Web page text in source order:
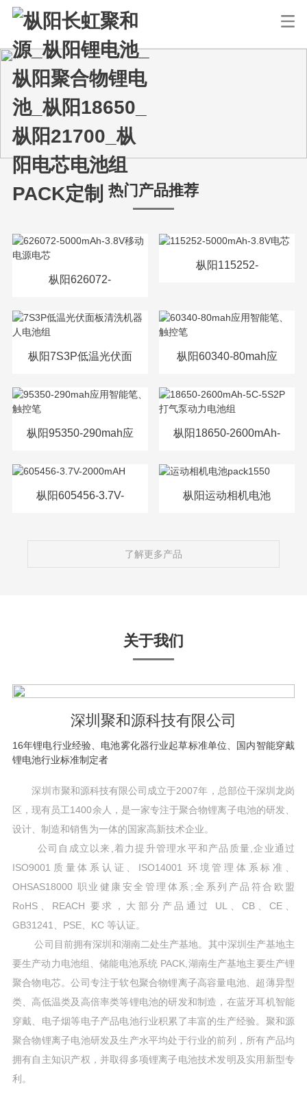
热门产品推荐
枞阳626072-
枞阳115252-
枞阳7S3P低温光伏面 枞阳60340-80mah应
枞阳95350-290mah应 枞阳18650-2600mAh-
电池组
枞阳605456-3.7V- 枞阳运动相机电池
了解更多产品
关于我们
深圳聚和源科技有限公司
16年锂电行业经验、电池雾化器行业起草标准单位、国内智能穿戴
锂电池行业标准制定者
深圳市聚和源科技有限公司成立于2007年，总部位干深圳龙岗
区，现有员工1400余人，是一家专注于聚合物锂离子电池的研发、
设计、制造和销售为一体的国家高新技术企业。
公司自成立以来,着力提升管理水平和产品质量,企业通过
ISO9001质量体系认证、ISO14001 环境管理体系标准、
OHSAS18000 职业健康安全管理体系;全系列产品符合欧盟
RoHS、REACH 要求，大部分产品通过 UL、CB、CE、
GB31241、PSE、KC 等认证。
公司目前拥有深圳和湖南二处生产基地。其中深圳生产基地主
要生产动力电池组、储能电池系统 PACK,湖南生产基地主要生产锂
聚合物电芯。公司专注于软包聚合物锂离子高容量电池、超薄异型
类、高低温类及高倍率类等锂电池的研发和制造，在蓝牙耳机智能
穿戴、电子烟等电子产品电池行业积累了丰富的生产经验。聚和源
聚合物锂离子电池研发及生产水平均处于行业的前列，所有产品均
拥有自主知识产权，并取得多项锂离子电池技术发明及实用新型专
利。